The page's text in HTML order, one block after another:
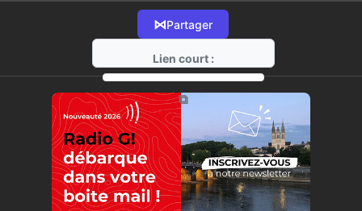
⋈Partager
Lien court :
https://radio-g.fr?7089
⧉